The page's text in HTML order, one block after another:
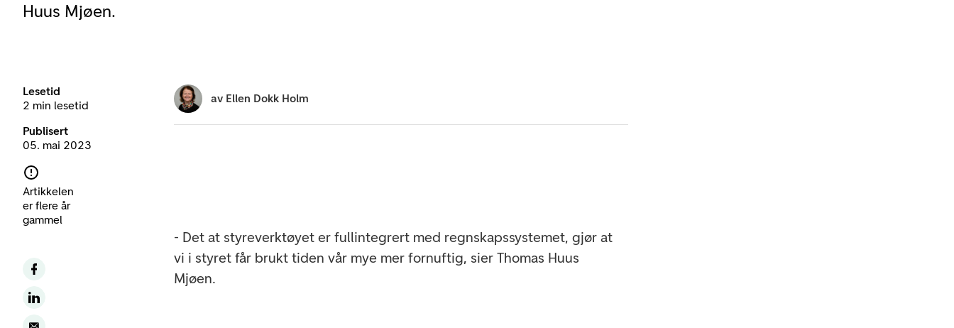
Huus Mjøen.
Lesetid
2 min lesetid
Publisert
05. mai 2023
Artikkelen
er flere år
gammel
av Ellen Dokk Holm
- Det at styreverktøyet er fullintegrert med regnskapssystemet, gjør at
vi i styret får brukt tiden vår mye mer fornuftig, sier Thomas Huus
Mjøen.